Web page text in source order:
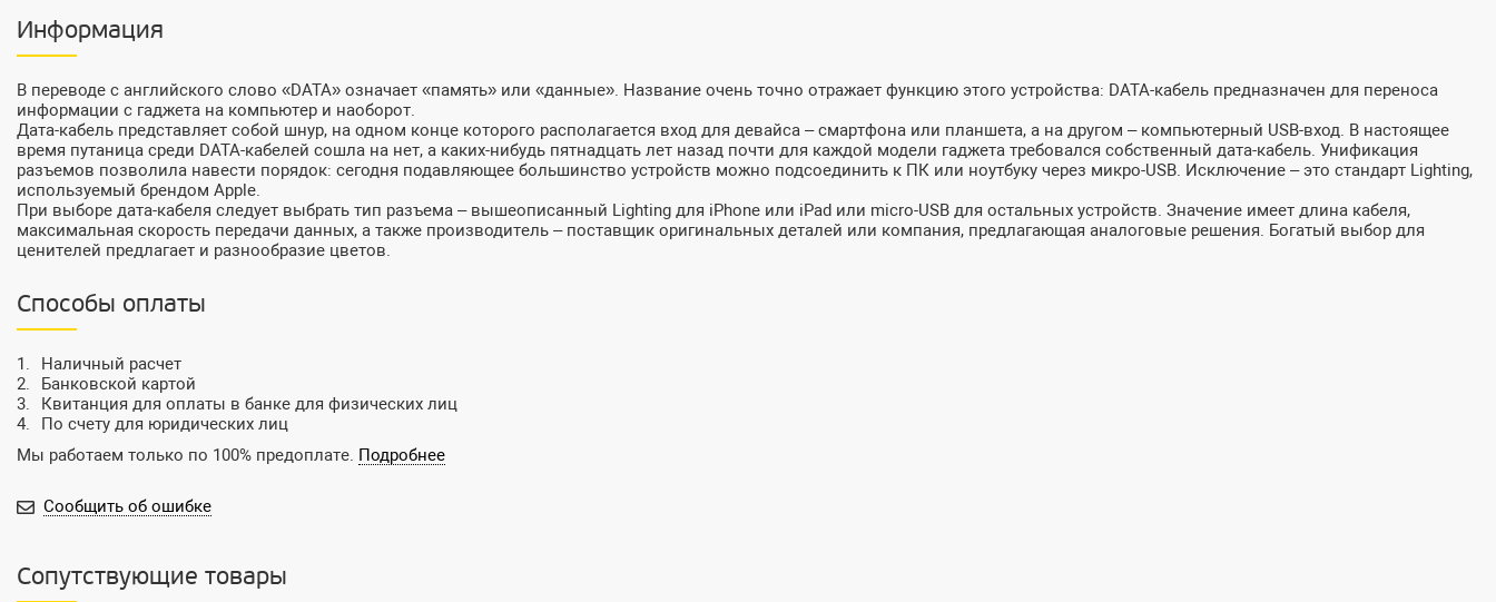
Информация
В переводе с английского слово «DATA» означает «память» или «данные». Название очень точно отражает функцию этого устройства: DATA-кабель предназначен для переноса
информации с гаджета на компьютер и наоборот.
Дата-кабель представляет собой шнур, на одном конце которого располагается вход для девайса – смартфона или планшета, а на другом – компьютерный USB-вход. В настоящее
время путаница среди DATA-кабелей сошла на нет, а каких-нибудь пятнадцать лет назад почти для каждой модели гаджета требовался собственный дата-кабель. Унификация
разъемов позволила навести порядок: сегодня подавляющее большинство устройств можно подсоединить к ПК или ноутбуку через микро-USB. Исключение – это стандарт Lighting,
используемый брендом Apple.
При выборе дата-кабеля следует выбрать тип разъема – вышеописанный Lighting для iPhone или iPad или micro-USB для остальных устройств. Значение имеет длина кабеля,
максимальная скорость передачи данных, а также производитель – поставщик оригинальных деталей или компания, предлагающая аналоговые решения. Богатый выбор для
ценителей предлагает и разнообразие цветов.
Способы оплаты
Наличный расчет
Банковской картой
Квитанция для оплаты в банке для физических лиц
По счету для юридических лиц
Мы работаем только по 100% предоплате. Подробнее
Сообщить об ошибке
Сопутствующие товары